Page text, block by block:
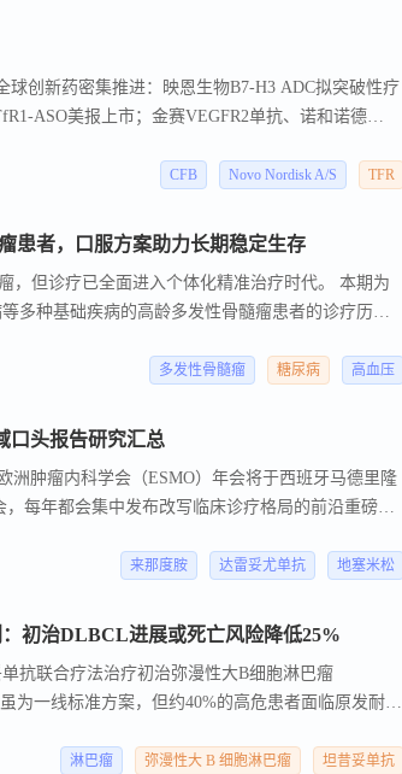
球创新药密集推进：映恩生物B7-H3 ADC拟突破性疗
ASO美报上市；金赛VEGFR2单抗、诺和诺德
CFB Novo Nordisk A/S TFR
患者，口服方案助力长期稳定生存
，但诊疗已全面进入个体化精准治疗时代。 本期为
多种基础疾病的高龄多发性骨髓瘤患者的诊疗历
多发性骨髓瘤 糖尿病 高血压
口头报告研究汇总
洲肿瘤内科学会（ESMO）年会将于西班牙马德里隆
每年都会集中发布改写临床诊疗格局的前沿重磅研
Dexamethasone in Transplant Ineligible Newly-
来那度胺 达雷妥尤单抗 地塞米松
初治DLBCL进展或死亡风险降低25%
抗联合疗法治疗初治弥漫性大B细胞淋巴瘤
为一线标准方案，但约40%的高危患者面临原发耐药
低25%，为一线治疗带来新突破。
淋巴瘤 弥漫性大 B 细胞淋巴瘤 坦昔妥单抗